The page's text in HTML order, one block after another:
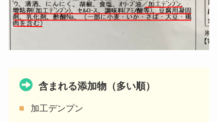
含まれる添加物（多い順）
加工デンプン